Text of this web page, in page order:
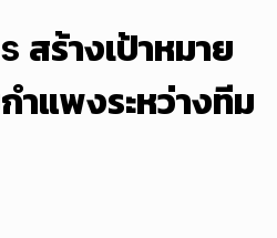
สร้างเป้าหมาย
ำแพงระหว่างทีม